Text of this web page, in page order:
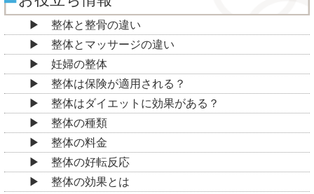
整体と整骨の違い
整体とマッサージの違い
妊婦の整体
整体は保険が適用される？
整体はダイエットに効果がある？
整体の種類
整体の料金
整体の好転反応
整体の効果とは